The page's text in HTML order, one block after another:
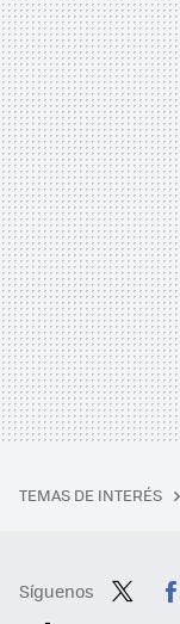
TEMAS DE INTERÉS
Síguenos